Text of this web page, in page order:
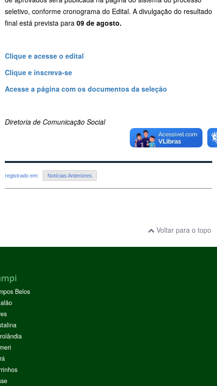
seletivo, conforme cronograma do Edital. A divulgação do resultado
final está prevista para 09 de agosto.
Clique e acesse o edital
Clique e inscreva-se
Acesse a página com os documentos da seleção
Diretoria de Comunicação Social
registrado em: Notícias Anteriores
Voltar para o topo
Belos